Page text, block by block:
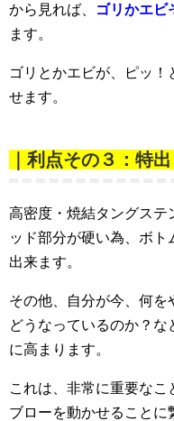
から見れば、
ゴリかエビ
ます。
ゴリとかエビが、ピッ！
せます。
｜利点その３：特
高密度・焼結タングステ
ッド部分が硬い為、ボ
出来ます。
その他、自分が今、何
どうなっているのか？
に高まります。
これは、非常に重要な
ブローを動かせることに